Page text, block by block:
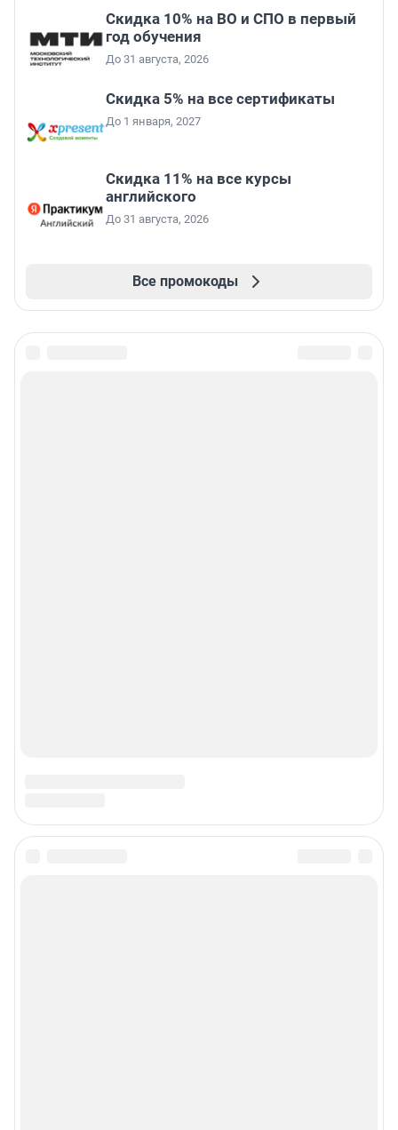
Скидка 10% на ВО и СПО в первый
год обучения
До 31 августа, 2026
Скидка 5% на все сертификаты
До 1 января, 2027
Скидка 11% на все курсы
английского
До 31 августа, 2026
Все промокоды